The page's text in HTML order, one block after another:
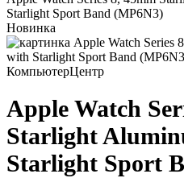
Starlight Sport Band (MP6N3)
Новинка
Apple Watch
Starlight
Starlight Sport